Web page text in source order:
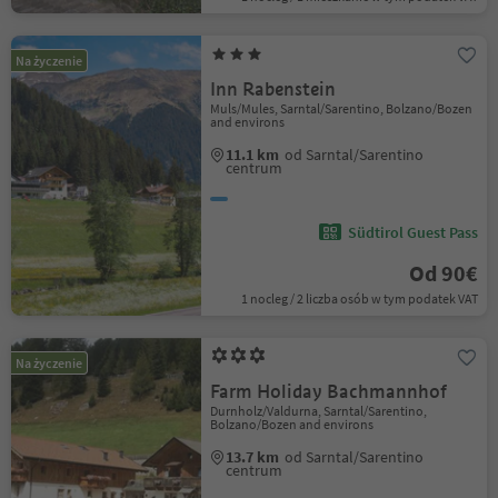
Na życzenie
Inn Rabenstein
Muls/Mules, Sarntal/Sarentino, Bolzano/Bozen
and environs
11.1 km od Sarntal/Sarentino
centrum
Südtirol Guest Pass
Od 90€
1 nocleg / 2 liczba osób w tym podatek VAT
Na życzenie
Farm Holiday Bachmannhof
Durnholz/Valdurna, Sarntal/Sarentino,
Bolzano/Bozen and environs
13.7 km od Sarntal/Sarentino
centrum